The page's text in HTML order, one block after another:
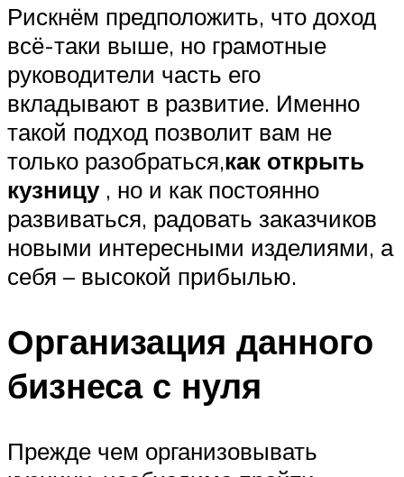
Рискнём предположить, что доход
всё-таки выше, но грамотные
руководители часть его
вкладывают в развитие. Именно
такой подход позволит вам не
только разобраться,как открыть
кузницу, но и как постоянно
развиваться, радовать заказчиков
новыми интересными изделиями, а
себя – высокой прибылью.
Организация данного
бизнеса с нуля
Прежде чем организовывать